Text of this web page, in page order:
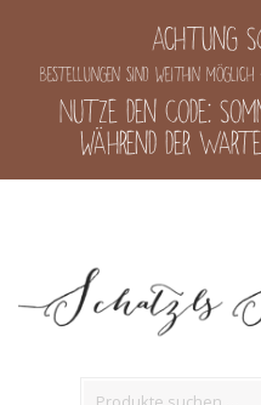
Achtung
Bestellungen sind weithin
Nutze den Code:
während der